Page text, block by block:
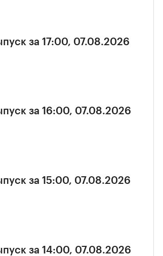
за 17:00, 07.08.2026
за 16:00, 07.08.2026
за 15:00, 07.08.2026
за 14:00, 07.08.2026